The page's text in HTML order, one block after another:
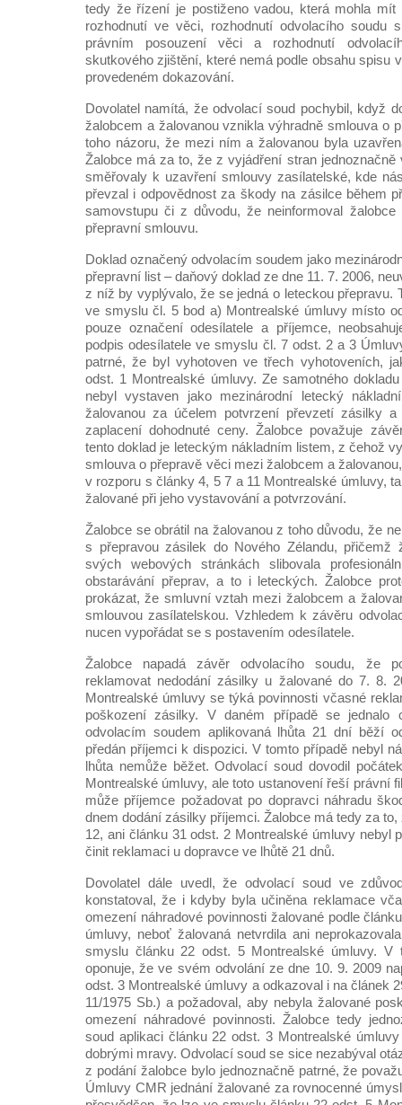
tedy že řízení je postiženo vadou, která mohla mít
rozhodnutí ve věci, rozhodnutí odvolacího soudu
právním posouzení věci a rozhodnutí
skutkového zjištění, které nemá podle obsahu spisu
provedeném dokazování.
Dovolatel namítá, že odvolací soud pochybil, když
žalobcem a žalovanou vznikla výhradně smlouva o
toho názoru, že mezi ním a žalovanou byla
Žalobce má za to, že z vyjádření stran
směřovaly k uzavření smlouvy zasílatelské, kde
převzal i odpovědnost za škody na zásilce během
samovstupu či z důvodu, že neinformoval
přepravní smlouvu.
Doklad označený odvolacím soudem jako
přepravní list – daňový doklad ze dne 11. 7. 2006,
z níž by vyplývalo, že se jedná o leteckou přepravu.
ve smyslu čl. 5 bod a) Montrealské úmluvy místo
pouze označení odesílatele a příjemce,
podpis odesílatele ve smyslu čl. 7 odst. 2 a 3
patrné, že byl vyhotoven ve třech vyhotoveních,
odst. 1 Montrealské úmluvy. Ze samotného
nebyl vystaven jako mezinárodní letecký
žalovanou za účelem potvrzení převzetí zásilky
zaplacení dohodnuté ceny. Žalobce považuje
tento doklad je leteckým nákladním listem, z čehož
smlouva o přepravě věci mezi žalobcem a
v rozporu s články 4, 5 7 a 11 Montrealské úmluvy,
žalované při jeho vystavování a potvrzování.
Žalobce se obrátil na žalovanou z toho důvodu, že
s přepravou zásilek do Nového Zélandu, přičemž
svých webových stránkách slibovala
obstarávání přeprav, a to i leteckých. Žalobce
prokázat, že smluvní vztah mezi žalobcem a
smlouvou zasílatelskou. Vzhledem k závěru
nucen vypořádat se s postavením odesílatele.
Žalobce napadá závěr odvolacího soudu, že
reklamovat nedodání zásilky u žalované do 7. 8.
Montrealské úmluvy se týká povinnosti včasné
poškození zásilky. V daném případě se jednalo
odvolacím soudem aplikovaná lhůta 21 dní běží
předán příjemci k dispozici. V tomto případě nebyl
lhůta nemůže běžet. Odvolací soud dovodil
Montrealské úmluvy, ale toto ustanovení řeší právní
může příjemce požadovat po dopravci náhradu
dnem dodání zásilky příjemci. Žalobce má tedy za
12, ani článku 31 odst. 2 Montrealské úmluvy nebyl
činit reklamaci u dopravce ve lhůtě 21 dnů.
Dovolatel dále uvedl, že odvolací soud ve
konstatoval, že i kdyby byla učiněna reklamace
omezení náhradové povinnosti žalované podle
úmluvy, neboť žalovaná netvrdila ani
smyslu článku 22 odst. 5 Montrealské úmluvy. V
oponuje, že ve svém odvolání ze dne 10. 9. 2009
odst. 3 Montrealské úmluvy a odkazoval i na článek
11/1975 Sb.) a požadoval, aby nebyla žalované
omezení náhradové povinnosti. Žalobce tedy
soud aplikaci článku 22 odst. 3 Montrealské
dobrými mravy. Odvolací soud se sice nezabýval
z podání žalobce bylo jednoznačně patrné, že
Úmluvy CMR jednání žalované za rovnocenné